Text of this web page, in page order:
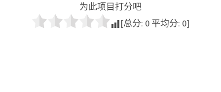
为此项目打分吧
[总分: 0 平均分: 0]